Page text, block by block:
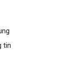
tin